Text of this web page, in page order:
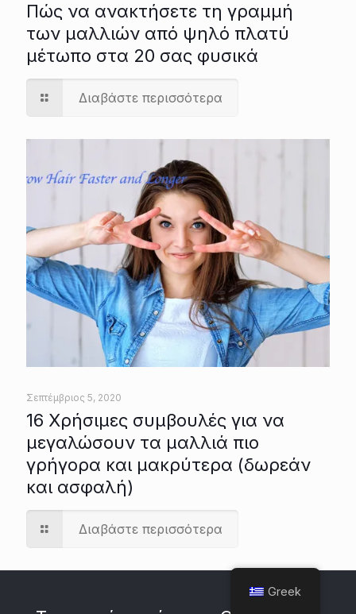
Πώς να ανακτήσετε τη γραμμή
των μαλλιών από ψηλό πλατύ
μέτωπο στα 20 σας φυσικά
Διαβάστε περισσότερα
Σεπτέμβριος 5, 2020
16 Χρήσιμες συμβουλές για να
μεγαλώσουν τα μαλλιά πιο
γρήγορα και μακρύτερα (δωρεάν
και ασφαλή)
Διαβάστε περισσότερα
Greek